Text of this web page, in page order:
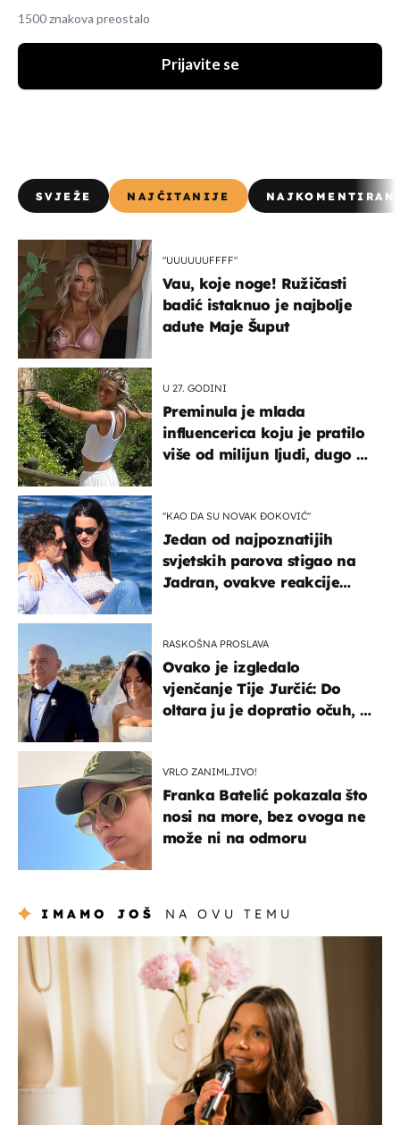
1500 znakova preostalo
Prijavite se
SVJEŽE NAJČITANIJE
"UUUUUUFFFF"
Vau, koje noge! Ružičasti
badić istaknuo je najbolje
adute Maje Šuput
U 27. GODINI
Preminula je mlada
influencerica koju je pratilo
više od milijun ljudi, dugo se
"KAO DA SU NOVAK ĐOKOVIĆ"
Jedan od najpoznatijih
svjetskih parova stigao na
Jadran, ovakve reakcije
RASKOŠNA PROSLAVA
Ovako je izgledalo
vjenčanje Tije Jurčić: Do
oltara ju je dopratio očuh, a
VRLO ZANIMLJIVO!
Franka Batelić pokazala što
nosi na more, bez ovoga ne
može ni na odmoru
IMAMO JOŠ NA OVU TEMU
moda & ljepota